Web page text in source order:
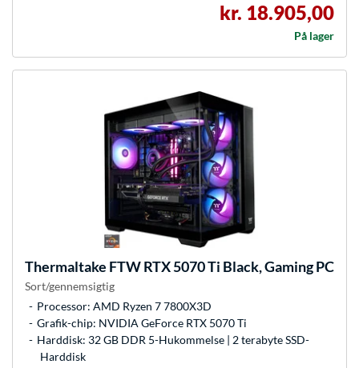
kr. 18.905,00
På lager
Thermaltake FTW RTX 5070 Ti Black, Gaming PC
Sort/gennemsigtig
Processor: AMD Ryzen 7 7800X3D
Grafik-chip: NVIDIA GeForce RTX 5070 Ti
Harddisk: 32 GB DDR 5-Hukommelse | 2 terabyte SSD-
Harddisk